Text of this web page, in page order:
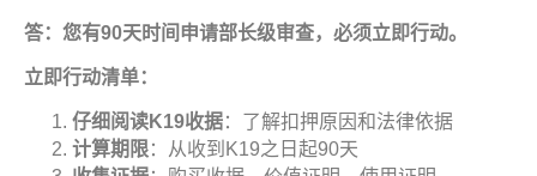
答：您有90天时间申请部长级审查，必须立即行动。
立即行动清单：
仔细阅读K19收据：了解扣押原因和法律依据
计算期限：从收到K19之日起90天